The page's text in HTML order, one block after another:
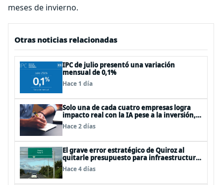
meses de invierno.
Otras noticias relacionadas
IPC de julio presentó una variación
mensual de 0,1%
Hace 1 día
Solo una de cada cuatro empresas logra
impacto real con la IA pese a la inversión,
según el Foro Económico Mundial
Hace 2 días
El grave error estratégico de Quiroz al
quitarle presupuesto para infraestructura
vial del Biobío
Hace 4 días